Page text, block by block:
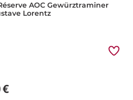
AOC Gewürztraminer
Lorentz
€